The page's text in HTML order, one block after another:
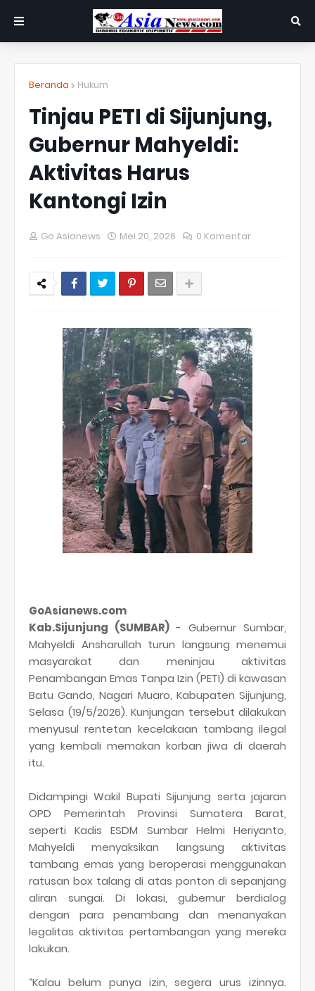
Beranda Hukum
Tinjau PETI di Sijunjung,
Gubernur Mahyeldi:
Aktivitas Harus
Kantongi Izin
Go Asianews Mei 20, 2026 0 Komentar
GoAsianews.com
Kab.Sijunjung (SUMBAR) - Gubernur Sumbar,
Mahyeldi Ansharullah turun langsung menemui
masyarakat dan meninjau aktivitas
Penambangan Emas Tanpa Izin (PETI) di kawasan
Batu Gando, Nagari Muaro, Kabupaten Sijunjung,
Selasa (19/5/2026). Kunjungan tersebut dilakukan
menyusul rentetan kecelakaan tambang ilegal
yang kembali memakan korban jiwa di daerah
itu.
Didampingi Wakil Bupati Sijunjung serta jajaran
OPD Pemerintah Provinsi Sumatera Barat,
seperti Kadis ESDM Sumbar Helmi Heriyanto,
Mahyeldi menyaksikan langsung aktivitas
tambang emas yang beroperasi menggunakan
ratusan box talang di atas ponton di sepanjang
aliran sungai. Di lokasi, gubernur berdialog
dengan para penambang dan menanyakan
legalitas aktivitas pertambangan yang mereka
lakukan.
“Kalau belum punya izin, segera urus izinnya.